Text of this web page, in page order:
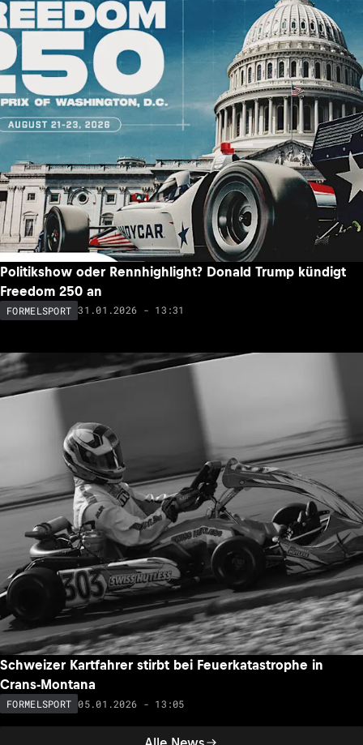
Politikshow oder Rennhighlight? Donald Trump kündigt
Freedom 250 an
FORMELSPORT 31.01.2026 - 13:31
Schweizer Kartfahrer stirbt bei Feuerkatastrophe in
Crans-Montana
FORMELSPORT 05.01.2026 - 13:05